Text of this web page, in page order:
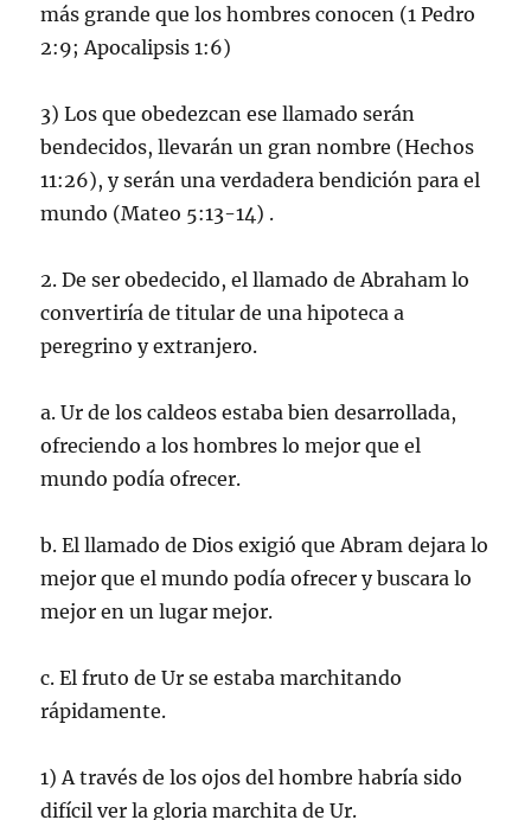
más grande que los hombres conocen (1 Pedro
2:9; Apocalipsis 1:6)
3) Los que obedezcan ese llamado serán
bendecidos, llevarán un gran nombre (Hechos
11:26), y serán una verdadera bendición para el
mundo (Mateo 5:13-14) .
2. De ser obedecido, el llamado de Abraham lo
convertiría de titular de una hipoteca a
peregrino y extranjero.
a. Ur de los caldeos estaba bien desarrollada,
ofreciendo a los hombres lo mejor que el
mundo podía ofrecer.
b. El llamado de Dios exigió que Abram dejara lo
mejor que el mundo podía ofrecer y buscara lo
mejor en un lugar mejor.
c. El fruto de Ur se estaba marchitando
rápidamente.
1) A través de los ojos del hombre habría sido
difícil ver la gloria marchita de Ur.